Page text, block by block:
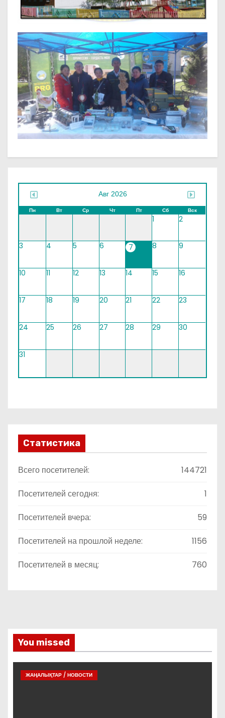
Авг 2026
Пн Вт Ср Чт Пт Сб Вск
1 2
3 4 5 6 7 8 9
10 11 12 13 14 15 16
17 18 19 20 21 22 23
24 25 26 27 28 29 30
31
Статистика
144721
Всего посетителей:
1
Посетителей сегодня:
59
Посетителей вчера:
1156
Посетителей на прошлой неделе:
760
Посетителей в месяц:
You missed
ЖАҢАЛЫҚТАР / НОВОСТИ